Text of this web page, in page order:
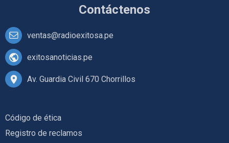
Contáctenos
ventas@radioexitosa.pe
exitosanoticias.pe
Av. Guardia Civil 670 Chorrillos
Código de ética
Registro de reclamos